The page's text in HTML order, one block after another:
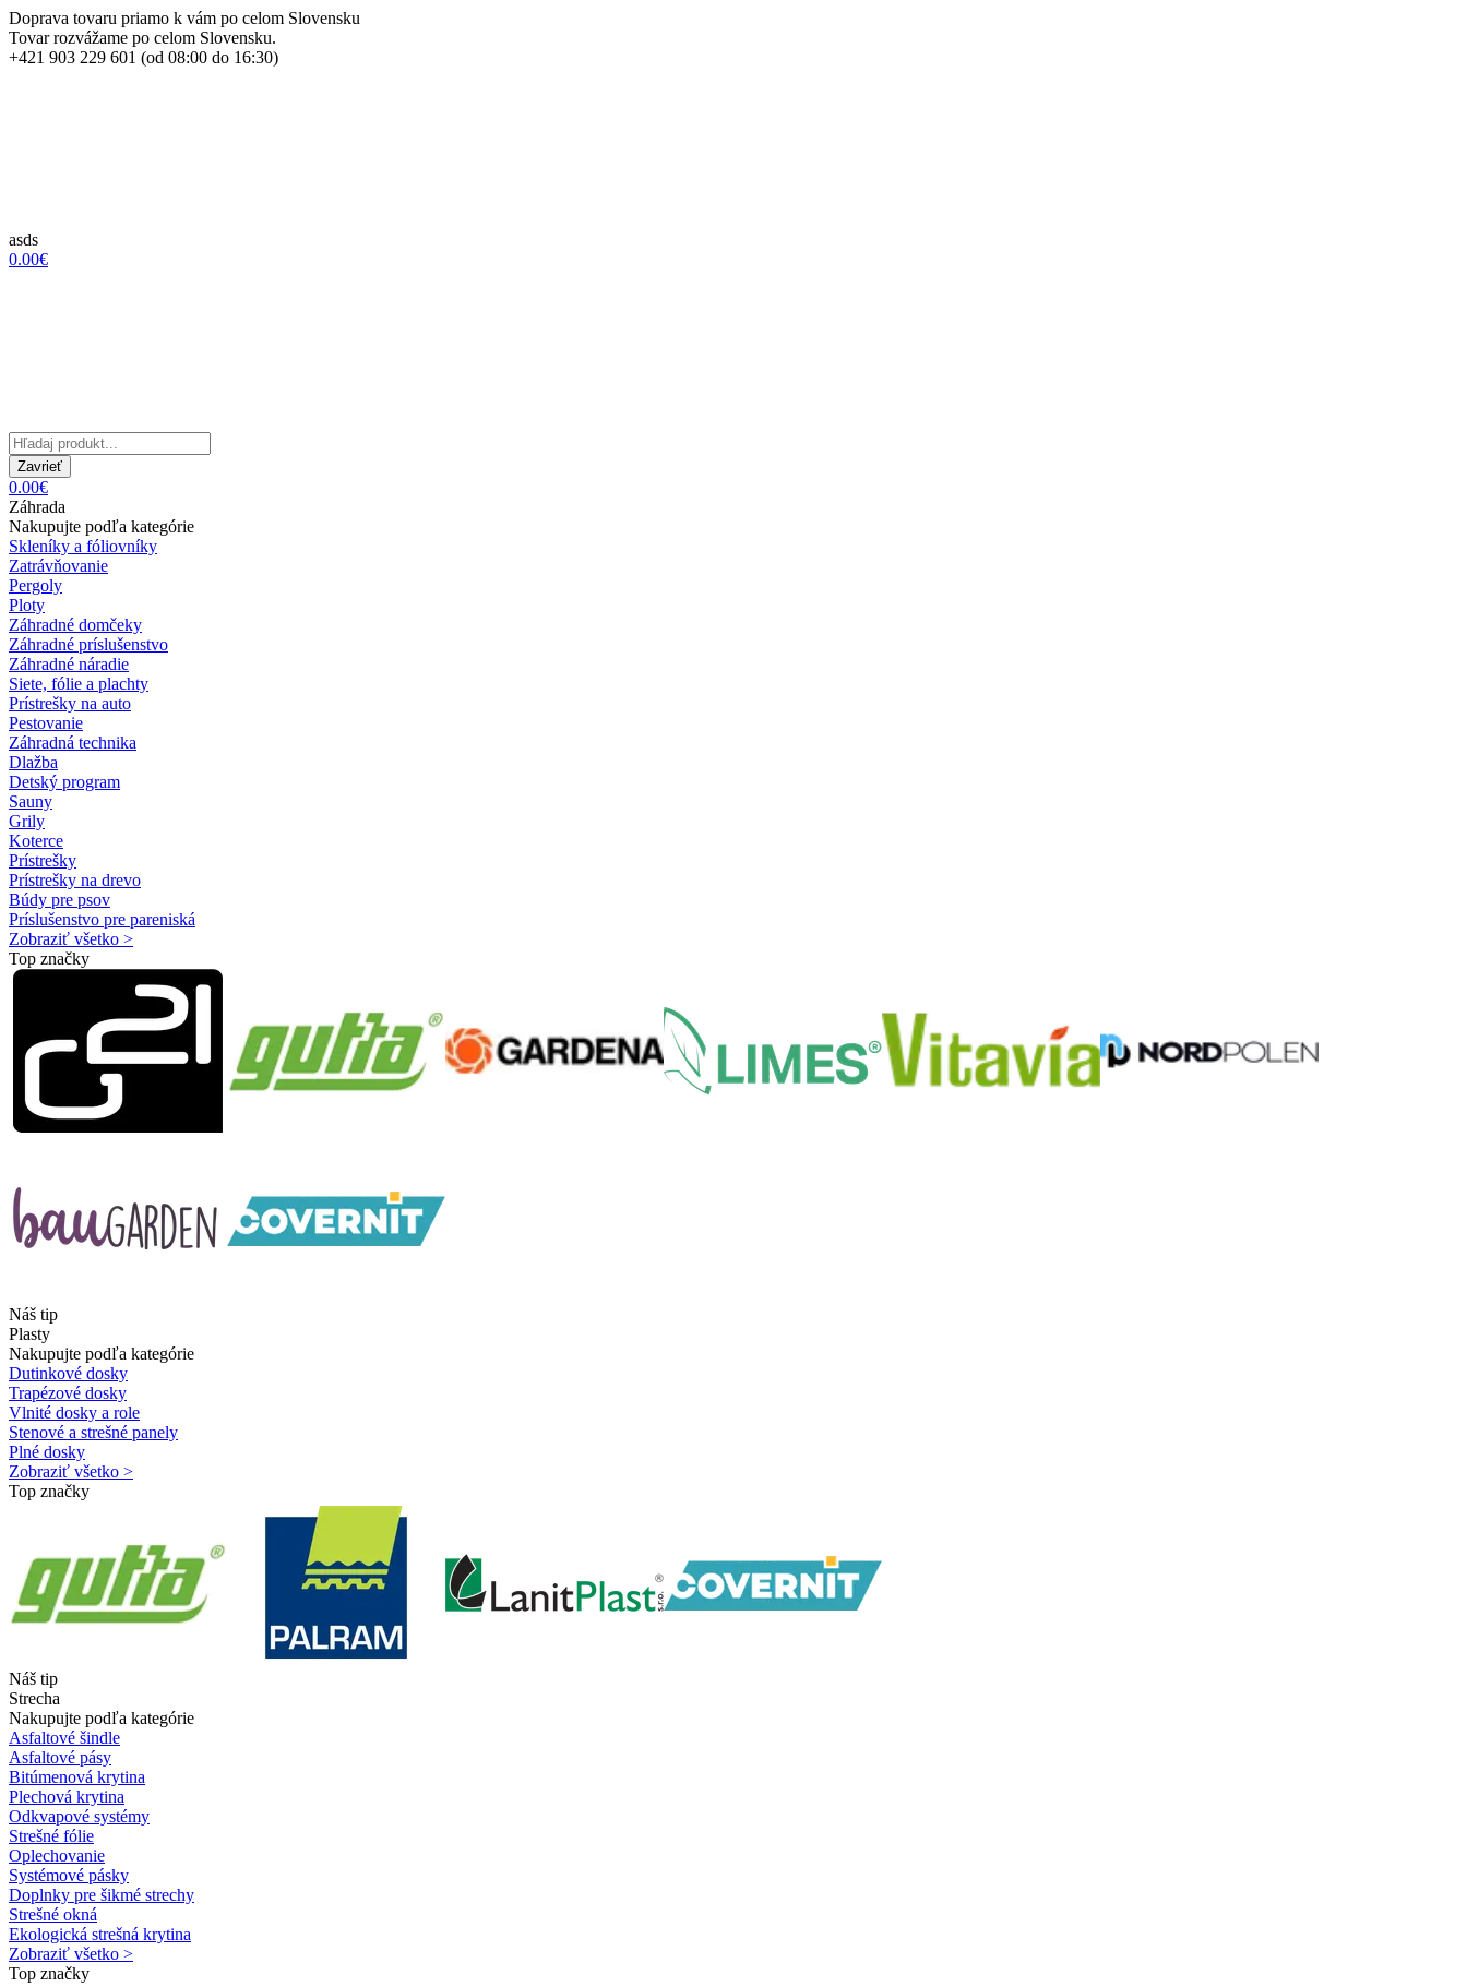
Doprava tovaru priamo k vám po celom Slovensku
Tovar rozvážame po celom Slovensku.
+421 903 229 601 (od 08:00 do 16:30)
asds
0.00€
Zavrieť
0.00€
Záhrada
Nakupujte podľa kategórie
Skleníky a fóliovníky
Zatrávňovanie
Pergoly
Ploty
Záhradné domčeky
Záhradné príslušenstvo
Záhradné náradie
Siete, fólie a plachty
Prístrešky na auto
Pestovanie
Záhradná technika
Dlažba
Detský program
Sauny
Grily
Koterce
Prístrešky
Prístrešky na drevo
Búdy pre psov
Príslušenstvo pre pareniská
Zobraziť všetko >
Top značky
Náš tip
Plasty
Nakupujte podľa kategórie
Dutinkové dosky
Trapézové dosky
Vlnité dosky a role
Stenové a strešné panely
Plné dosky
Zobraziť všetko >
Top značky
Náš tip
Strecha
Nakupujte podľa kategórie
Asfaltové šindle
Asfaltové pásy
Bitúmenová krytina
Plechová krytina
Odkvapové systémy
Strešné fólie
Oplechovanie
Systémové pásky
Doplnky pre šikmé strechy
Strešné okná
Ekologická strešná krytina
Zobraziť všetko >
Top značky